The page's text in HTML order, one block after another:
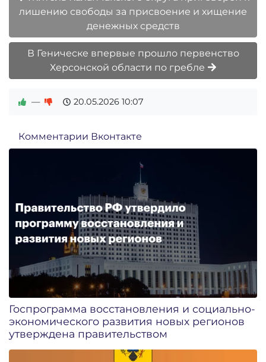
лишению свободы за присвоение и хищение
денежных средств
В Геническе впервые прошло первенство
Херсонской области по гребле
— 20.05.2026 10:07
Комментарии Вконтакте
Госпрограмма восстановления и социально-
экономического развития новых регионов
утверждена правительством